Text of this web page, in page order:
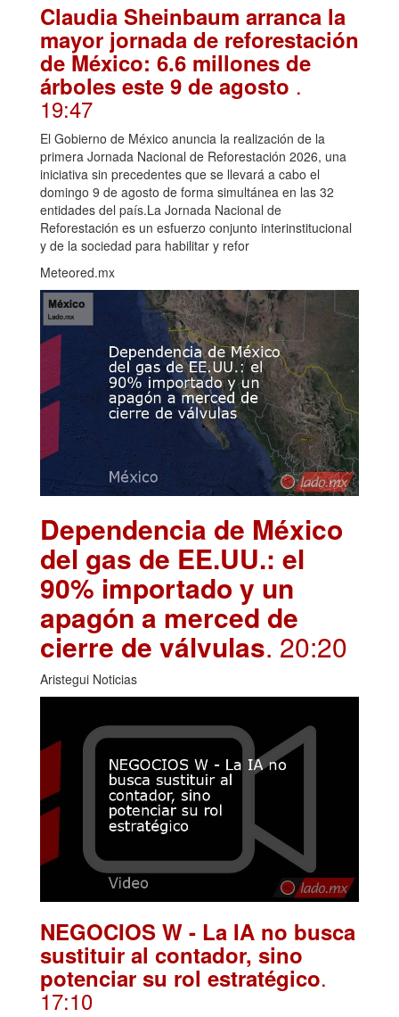
Claudia Sheinbaum arranca la
mayor jornada de reforestación
de México: 6.6 millones de
árboles este 9 de agosto .
19:47
El Gobierno de México anuncia la realización de la
primera Jornada Nacional de Reforestación 2026, una
iniciativa sin precedentes que se llevará a cabo el
domingo 9 de agosto de forma simultánea en las 32
entidades del país.La Jornada Nacional de
Reforestación es un esfuerzo conjunto interinstitucional
y de la sociedad para habilitar y refor
Meteored.mx
Dependencia de México
del gas de EE.UU.: el
90% importado y un
apagón a merced de
cierre de válvulas. 20:20
Aristegui Noticias
NEGOCIOS W - La IA no busca
sustituir al contador, sino
potenciar su rol estratégico.
17:10